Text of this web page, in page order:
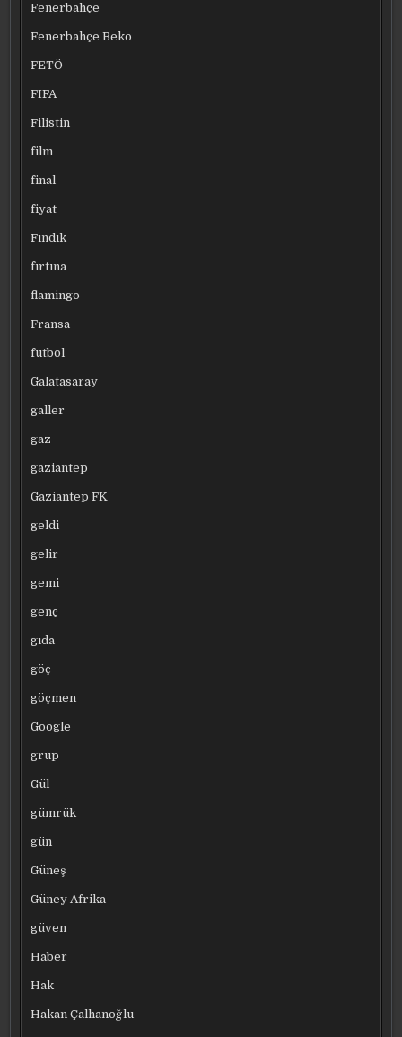
Fenerbahçe
Fenerbahçe Beko
FETÖ
FIFA
Filistin
film
final
fiyat
Fındık
fırtına
flamingo
Fransa
futbol
Galatasaray
galler
gaz
gaziantep
Gaziantep FK
geldi
gelir
gemi
genç
gıda
göç
göçmen
Google
grup
Gül
gümrük
gün
Güneş
Güney Afrika
güven
Haber
Hak
Hakan Çalhanoğlu